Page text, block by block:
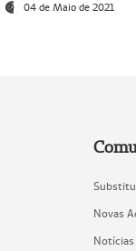
04 de Maio de 2021
Novas
Notícias